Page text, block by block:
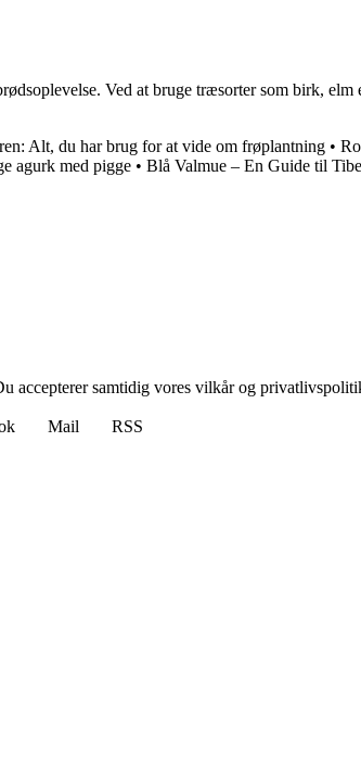
Ved at bruge træsorter som birk,
Alt, du har brug for at vide om frøplantning •
agurk med pigge • Blå Valmue – En Guide til
accepterer samtidig vores vilkår og
Mail
RSS